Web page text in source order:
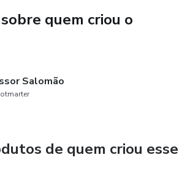
quem criou o
Salomão
de quem criou esse